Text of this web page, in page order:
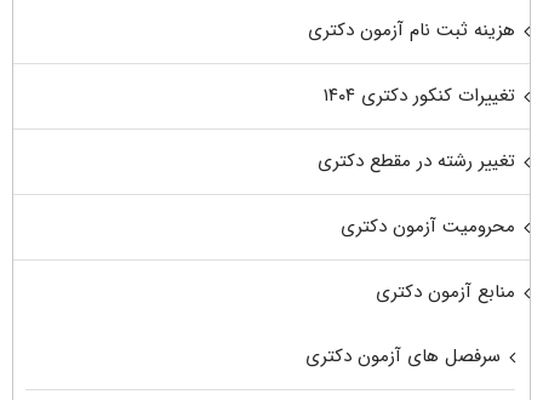
هزینه ثبت نام آزمون دکتری
تغییرات کنکور دکتری ۱۴۰۴
تغییر رشته در مقطع دکتری
محرومیت آزمون دکتری
منابع آزمون دکتری
سرفصل های آزمون دکتری